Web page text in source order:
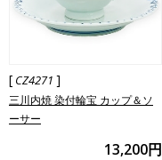
[ CZ4271 ]
三川内焼 染付輪宝 カップ＆ソ
ーサー
13,200円